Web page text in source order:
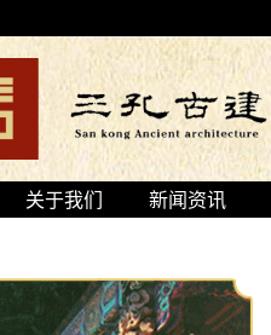
关于我们 新闻资讯